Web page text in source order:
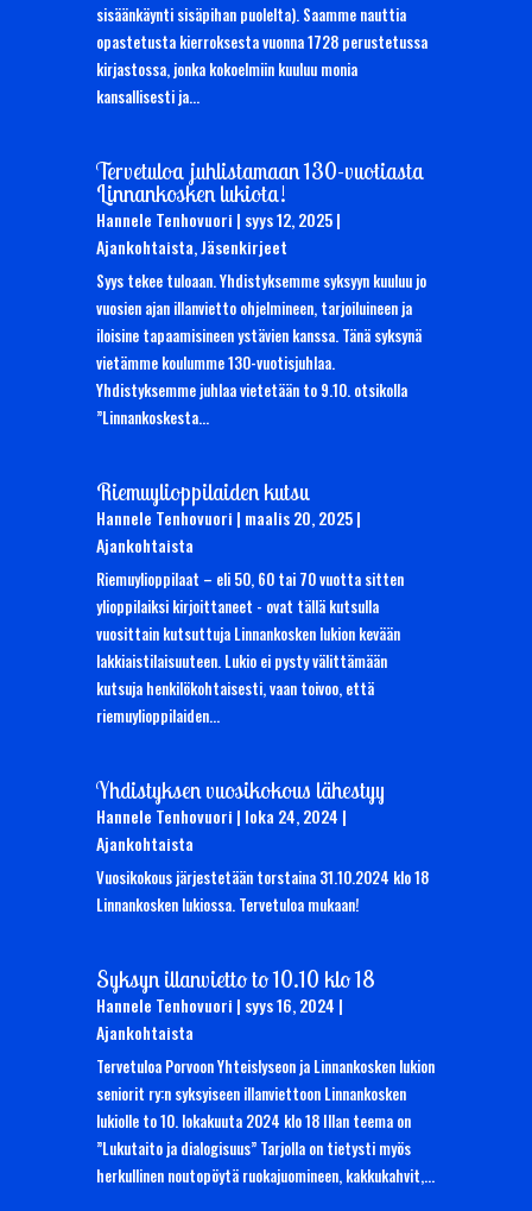
sisäänkäynti sisäpihan puolelta). Saamme nauttia
opastetusta kierroksesta vuonna 1728 perustetussa
kirjastossa, jonka kokoelmiin kuuluu monia
kansallisesti ja...
Tervetuloa juhlistamaan 130-vuotiasta
Linnankosken lukiota!
Hannele Tenhovuori | syys 12, 2025|
Ajankohtaista,Jäsenkirjeet
Syys tekee tuloaan. Yhdistyksemme syksyyn kuuluu jo
vuosien ajan illanvietto ohjelmineen, tarjoiluineen ja
iloisine tapaamisineen ystävien kanssa. Tänä syksynä
vietämme koulumme 130-vuotisjuhlaa.
Yhdistyksemme juhlaa vietetään to 9.10. otsikolla
”Linnankoskesta...
Riemuylioppilaiden kutsu
Hannele Tenhovuori | maalis 20, 2025|
Ajankohtaista
Riemuylioppilaat – eli 50, 60 tai 70 vuotta sitten
ylioppilaiksi kirjoittaneet - ovat tällä kutsulla
vuosittain kutsuttuja Linnankosken lukion kevään
lakkiaistilaisuuteen. Lukio ei pysty välittämään
kutsuja henkilökohtaisesti, vaan toivoo, että
riemuylioppilaiden...
Yhdistyksen vuosikokous lähestyy
Hannele Tenhovuori | loka 24, 2024 |
Ajankohtaista
Vuosikokous järjestetään torstaina 31.10.2024 klo 18
Linnankosken lukiossa. Tervetuloa mukaan!
Syksyn illanvietto to 10.10 klo 18
Hannele Tenhovuori | syys 16, 2024 |
Ajankohtaista
Tervetuloa Porvoon Yhteislyseon ja Linnankosken lukion
seniorit ry:n syksyiseen illanviettoon Linnankosken
lukiolle to 10. lokakuuta 2024 klo 18 Illan teema on
”Lukutaito ja dialogisuus” Tarjolla on tietysti myös
herkullinen noutopöytä ruokajuomineen, kakkukahvit,...